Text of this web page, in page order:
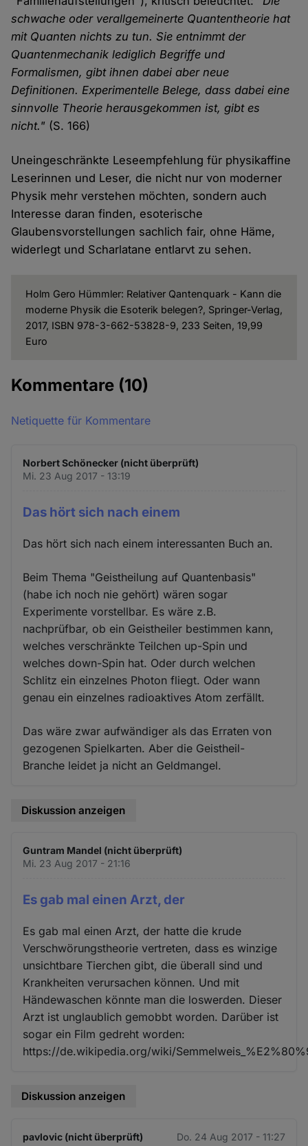
schwache oder verallgemeinerte Quantentheorie hat
mit Quanten nichts zu tun. Sie entnimmt der
Quantenmechanik lediglich Begriffe und
Formalismen, gibt ihnen dabei aber neue
Definitionen. Experimentelle Belege, dass dabei eine
sinnvolle Theorie herausgekommen ist, gibt es
nicht." (S. 166)
Uneingeschränkte Leseempfehlung für physikaffine
Leserinnen und Leser, die nicht nur von moderner
Physik mehr verstehen möchten, sondern auch
Interesse daran finden, esoterische
Glaubensvorstellungen sachlich fair, ohne Häme,
widerlegt und Scharlatane entlarvt zu sehen.
Holm Gero Hümmler: Relativer Qantenquark - Kann die
moderne Physik die Esoterik belegen?, Springer-Verlag,
2017, ISBN 978-3-662-53828-9, 233 Seiten, 19,99
Euro
Kommentare (10)
Netiquette für Kommentare
Norbert Schönecker (nicht überprüft)
Mi. 23 Aug 2017 - 13:19
Das hört sich nach einem
Das hört sich nach einem interessanten Buch an.
Beim Thema "Geistheilung auf Quantenbasis"
(habe ich noch nie gehört) wären sogar
Experimente vorstellbar. Es wäre z.B.
nachprüfbar, ob ein Geistheiler bestimmen kann,
welches verschränkte Teilchen up-Spin und
welches down-Spin hat. Oder durch welchen
Schlitz ein einzelnes Photon fliegt. Oder wann
genau ein einzelnes radioaktives Atom zerfällt.
Das wäre zwar aufwändiger als das Erraten von
gezogenen Spielkarten. Aber die Geistheil-
Branche leidet ja nicht an Geldmangel.
Diskussion anzeigen
Guntram Mandel (nicht überprüft)
Mi. 23 Aug 2017 - 21:16
Es gab mal einen Arzt, der
Es gab mal einen Arzt, der hatte die krude
Verschwörungstheorie vertreten, dass es winzige
unsichtbare Tierchen gibt, die überall sind und
Krankheiten verursachen können. Und mit
Händewaschen könnte man die loswerden. Dieser
Arzt ist unglaublich gemobbt worden. Darüber ist
sogar ein Film gedreht worden:
https://de.wikipedia.org/wiki/
Diskussion anzeigen
pavlovic (nicht überprüft) Do. 24 Aug 2017 - 11:27